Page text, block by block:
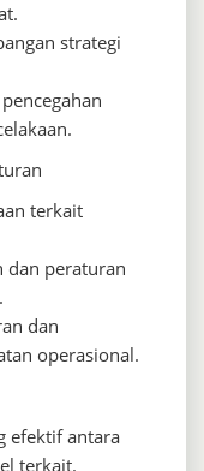
strategi
terkait
dan peraturan
dan
operasional.
efektif antara
terkait.